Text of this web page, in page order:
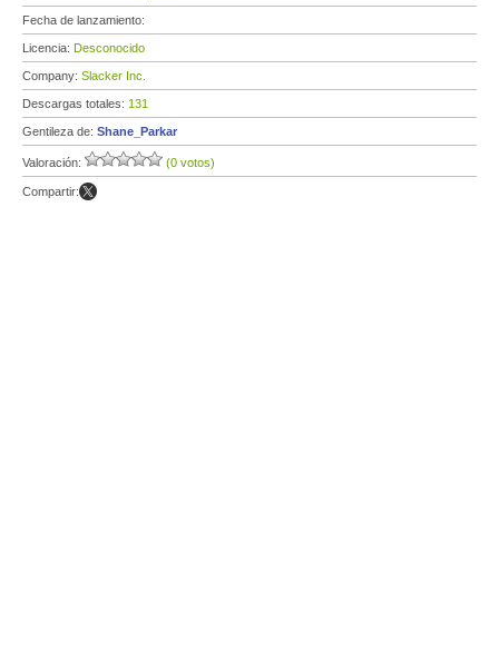
Fecha de lanzamiento:
Licencia: Desconocido
Company: Slacker Inc.
Descargas totales: 131
Gentileza de: Shane_Parkar
Valoración: (0 votos)
Compartir: